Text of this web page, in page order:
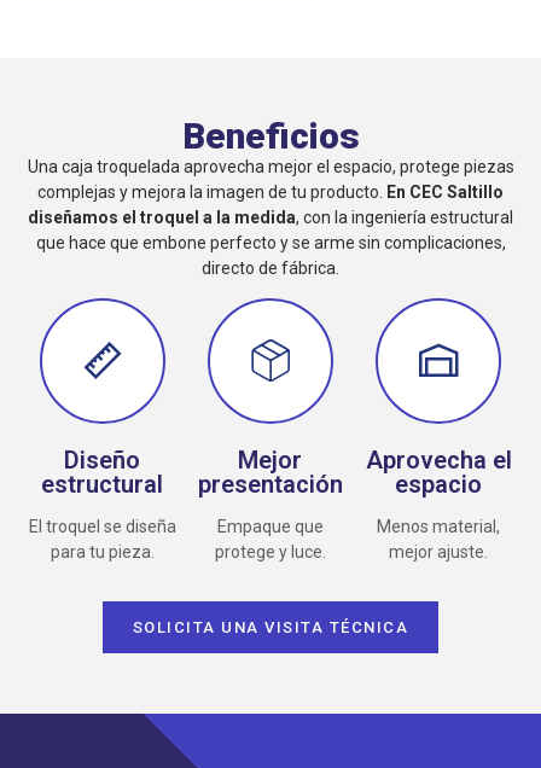
Beneficios
Una caja troquelada aprovecha mejor el espacio, protege piezas
complejas y mejora la imagen de tu producto.
En CEC Saltillo
diseñamos el troquel a la medida, con la ingeniería estructural
que hace que embone perfecto y se arme sin complicaciones,
directo de fábrica.
Diseño
estructural
El troquel se diseña
para tu pieza.
Mejor
presentación
Empaque que
protege y luce.
Aprovecha el
espacio
Menos material,
mejor ajuste.
SOLICITA UNA VISITA TÉCNICA